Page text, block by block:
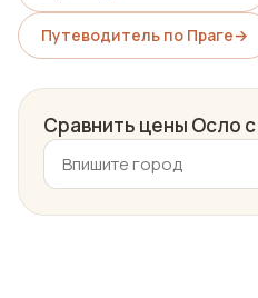
Путеводитель по Праге→
Сравнить цены Осло с